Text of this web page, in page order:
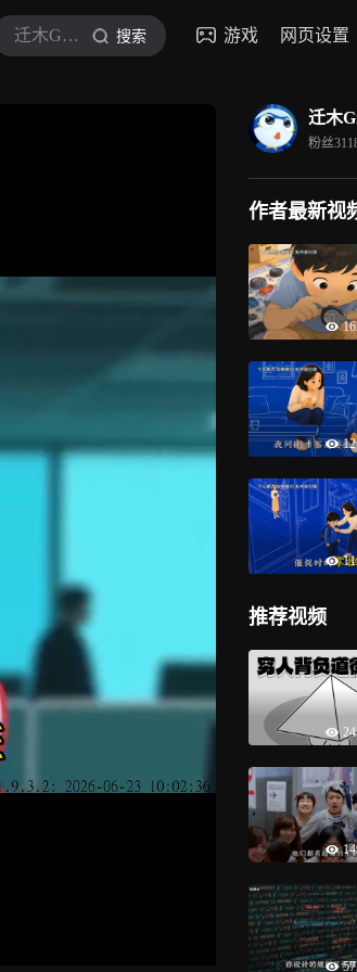
迁木GrLym 搜索 游戏 网页设置
迁木
粉丝
作者最新视
推荐视频